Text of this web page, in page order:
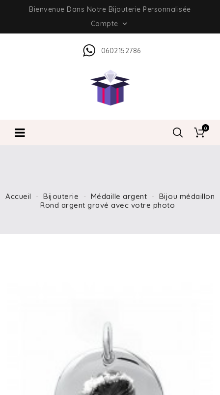
Bienvenue Dans Notre Bijouterie Personnalisée
Compte 
0602152786
0
Accueil Bijouterie Médaille argent
Bijou médaillon
Rond argent gravé avec votre photo